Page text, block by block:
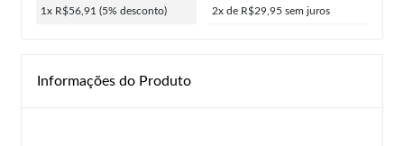
1x R$56,91 (5% desconto) 2x de R$29,95 sem juros
Informações do Produto